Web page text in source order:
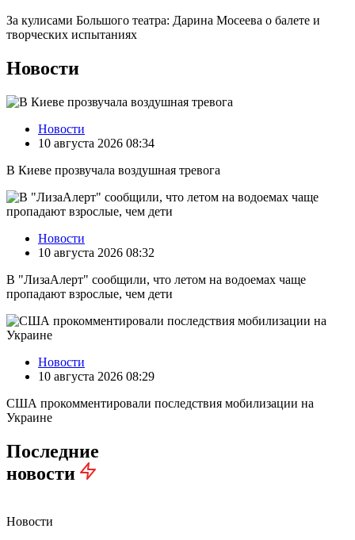
За кулисами Большого театра: Дарина Мосеева о балете и
творческих испытаниях
Новости
Новости
10 августа 2026 08:34
В Киеве прозвучала воздушная тревога
Новости
10 августа 2026 08:32
В "ЛизаАлерт" сообщили, что летом на водоемах чаще
пропадают взрослые, чем дети
Новости
10 августа 2026 08:29
США прокомментировали последствия мобилизации на
Украине
Последние
новости
Новости